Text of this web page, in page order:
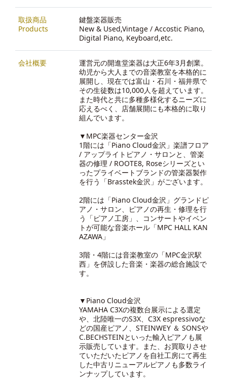
取扱商品
Products
鍵盤楽器販売
New & Used,Vintage / Accostic Piano,
Digital Piano, Keyboard,etc.
会社概要
運営元の開進堂楽器は大正6年3月創業。
幼児から大人までの音楽教室を本格的に
展開し、現在では富山・石川・福井県で
その生徒数は10,000人を超えています。
また時代と共に多種多様化するニーズに
応えるべく、店舗展開にも本格的に取り
組んでいます。
▼MPC楽器センター金沢
1階には「Piano Cloud金沢」楽譜フロア
/ アップライトピアノ・サロンと、管楽
器の修理 / ROOTE8, Roseシリーズとい
ったプライベートブランドの管楽器製作
を行う「Brasstek金沢」がございます。
2階には「Piano Cloud金沢」グランドピ
アノ・サロン、ピアノの再生・修理を行
う「ピアノ工房」、コンサートやイベン
トが可能な音楽ホール「MPC HALL KAN
AZAWA」
3階・4階には音楽教室の「MPC金沢駅
西」を併設した音楽・楽器の総合施設で
す。
▼Piano Cloud金沢
YAMAHA C3Xの複数台展示による選定
や、北陸唯一のS3X、C3X espressivoな
どの国産ピアノ、STEINWEY ＆ SONSや
C.BECHSTEINといった輸入ピアノも展
示販売しています。また、お買取りさせ
ていただいたピアノを自社工房にて再生
した中古リニューアルピアノも多数ライ
ンナップしています。